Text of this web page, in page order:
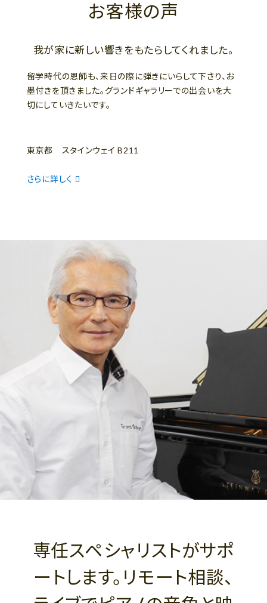
お客様の声
我が家に新しい響きをもたらしてくれました。
留学時代の恩師も、来日の際に弾きにいらして下さり、お
墨付きを頂きました。グランドギャラリーでの出会いを大
切にしていきたいです。
東京都 スタインウェイ B211
さらに詳しく
専任スペシャリストがサポ
ートします。リモート相談、